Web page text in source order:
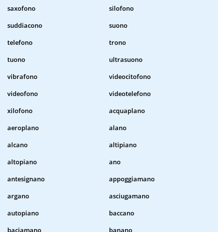
saxofono
silofono
suddiacono
suono
telefono
trono
tuono
ultrasuono
vibrafono
videocitofono
videofono
videotelefono
xilofono
acquaplano
aeroplano
alano
alcano
altipiano
altopiano
ano
antesignano
appoggiamano
argano
asciugamano
autopiano
baccano
baciamano
banano